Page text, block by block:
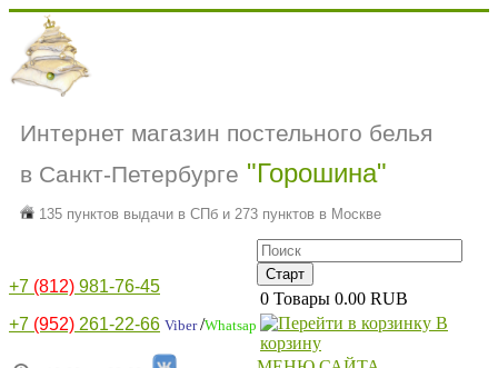
Интернет магазин постельного белья
в Санкт-Петербурге "Горошина"
135 пунктов выдачи в СПб и 273 пунктов в Москве
+7 (812) 981-76-45
+7 (952) 261-22-66 Viber/Whatsap
0 Товары 0.00 RUB
В
корзину